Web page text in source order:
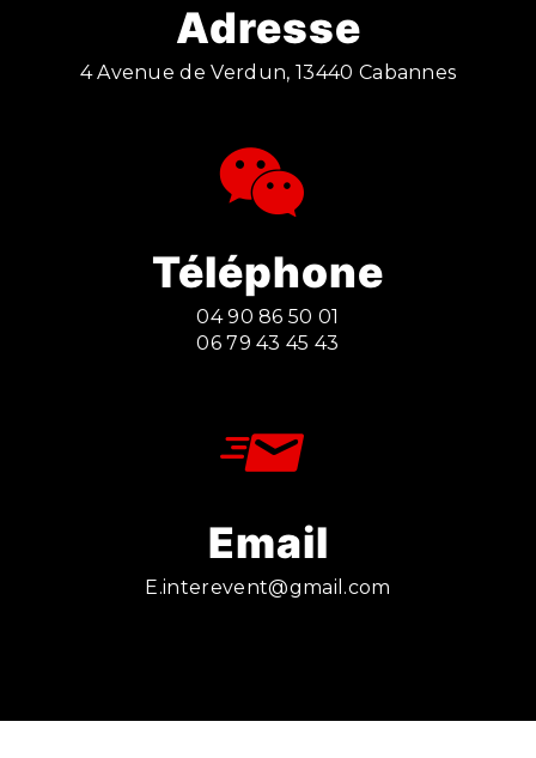
Adresse
4 Avenue de Verdun, 13440 Cabannes
Téléphone
04 90 86 50 01
06 79 43 45 43
Email
e.interevent@gmail.com